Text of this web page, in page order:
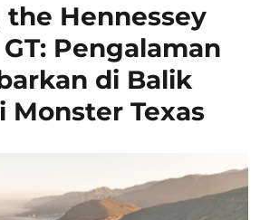
Hennessey
Pengalaman
di Balik
Monster Texas